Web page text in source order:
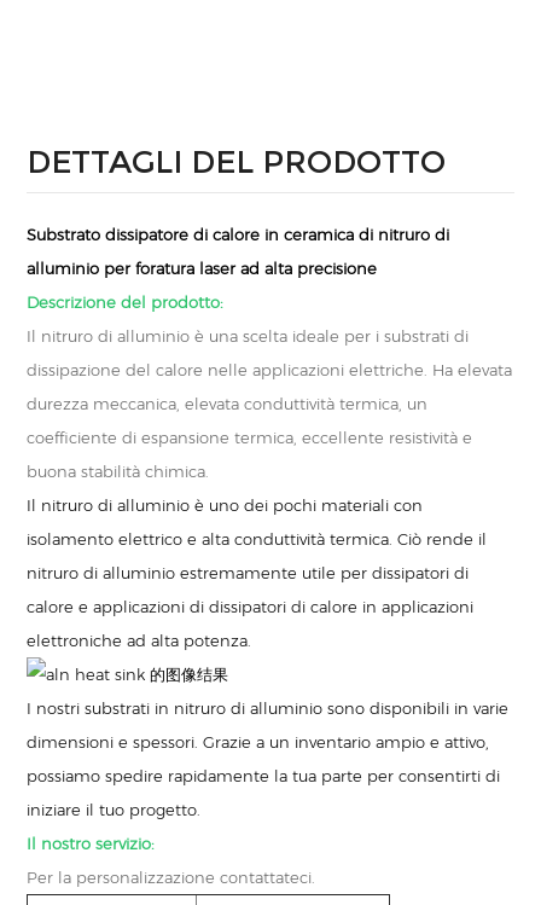
DETTAGLI DEL PRODOTTO
Substrato dissipatore di calore in ceramica di nitruro di
alluminio per foratura laser ad alta precisione
Descrizione del prodotto:
Il nitruro di alluminio è una scelta ideale per i substrati di
dissipazione del calore nelle applicazioni elettriche. Ha elevata
durezza meccanica, elevata conduttività termica, un
coefficiente di espansione termica, eccellente resistività e
buona stabilità chimica.
Il nitruro di alluminio è uno dei pochi materiali con
isolamento elettrico e alta conduttività termica. Ciò rende il
nitruro di alluminio estremamente utile per dissipatori di
calore e applicazioni di dissipatori di calore in applicazioni
elettroniche ad alta potenza.
I nostri substrati in nitruro di alluminio sono disponibili in varie
dimensioni e spessori. Grazie a un inventario ampio e attivo,
possiamo spedire rapidamente la tua parte per consentirti di
iniziare il tuo progetto.
Il nostro servizio:
Per la personalizzazione contattateci.